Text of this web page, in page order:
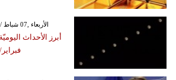
GMT 09:02 2024 الأربعاء ,07 شباط / فبراير
أبرز الأحداث
فبراير/